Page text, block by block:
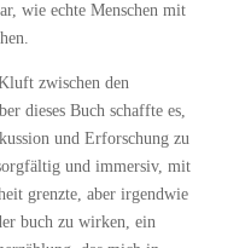
wie echte Menschen mit
zwischen den
dieses Buch schaffte es,
und Erforschung zu
und immersiv, mit
grenzte, aber irgendwie
buch zu wirken, ein